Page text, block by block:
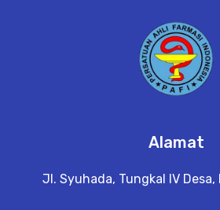
Alamat
Jl. Syuhada, Tungkal IV Desa,